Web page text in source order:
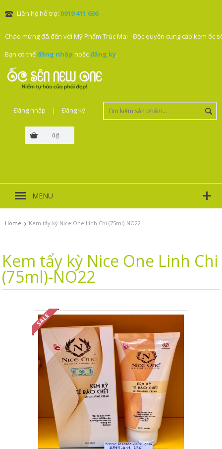
Liên hệ hỗ trợ: 0919 411 636
Chào mừng đã đến với Mỹ Phẩm Trúc Mai - Độc quyền cung cấp kem ốc
Bạn có thểđăng nhập hoặcđăng ký.
0₫
Đăng nhập | Đăng ký
MENU
Home › Kem tẩy kỳ Nice One Linh Chi (75ml)-NO22
Kem tẩy kỳ Nice One Linh Chi
(75ml)-NO22